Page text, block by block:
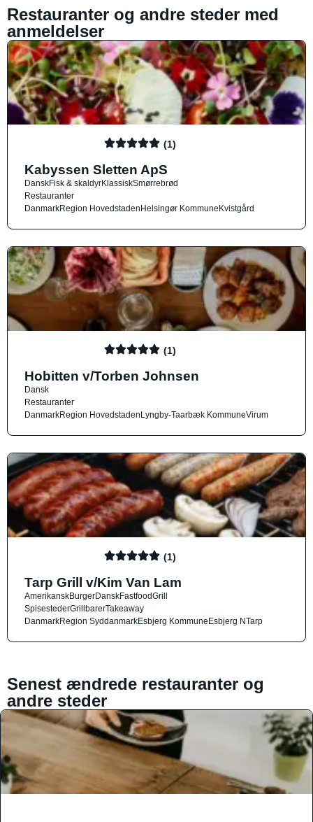
Restauranter og andre steder med
anmeldelser
(1)
Kabyssen Sletten ApS
DanskFisk & skaldyrKlassiskSmørrebrød
Restauranter
DanmarkRegion HovedstadenHelsingør KommuneKvistgård
(1)
Hobitten v/Torben Johnsen
Dansk
Restauranter
DanmarkRegion HovedstadenLyngby-Taarbæk KommuneVirum
(1)
Tarp Grill v/Kim Van Lam
AmerikanskBurgerDanskFastfoodGrill
SpisestederGrillbarerTakeaway
DanmarkRegion SyddanmarkEsbjerg KommuneEsbjerg NTarp
Senest ændrede restauranter og
andre steder